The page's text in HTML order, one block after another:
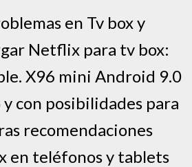
en Tv box y
Netflix para tv box:
X96 mini Android 9.0
con posibilidades para
recomendaciones
en teléfonos y tablets